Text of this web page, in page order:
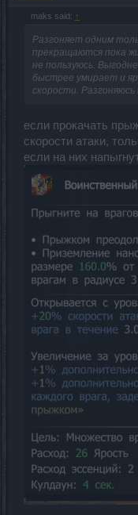
maks said: ↑
Разгоняет одним
прекращаются пока
не пользуюсь.
быстрее умирает и
скорости. Разгоняюсь
если прокачать
скорости атаки,
если на них